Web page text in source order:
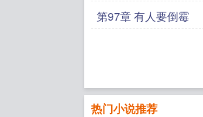
第97章 有人要倒霉
热门小说推荐